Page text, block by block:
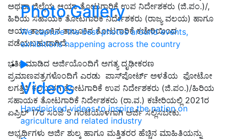
Photo Gallery
We capture the best photos around events,
exhibitions happening across the country
Videos
Handpicked videos to inspire the nation on
agriculture and related industry
ಅಥವಾ ಜಿಲ್ಲೆಯ ಆಯಾ ತೋಟಗಾರಿಕೆ ಉಪ ನಿರ್ದೇಶಕರು (ಜಿ.ಪಂ.)/,
ಹಿರಿಯ ಸಹಾಯಕ ತೋಟಗಾರಿಕೆ ನಿರ್ದೇಶಕರು (ರಾಜ್ಯ ವಲಯ) ಹಾಗೂ
ಆಯಾ ತಾಲೂಕಿನ ತಾಲೂಕಿನ ತೋಟಗಾರಿಕೆ ಕಚೇರಿಯಿಂದ
ಪಡೆಯಬಹುದಾಗಿದೆ.
ಭರ್ತಿ ಮಾಡಿದ ಅರ್ಜಿಯೊಂದಿಗೆ ಅಗತ್ಯ ದೃಢೀಕರಣ
ಪ್ರಮಾಣಪತ್ರಗಳೊಂದಿಗೆ ಎರಡು ಪಾಸ್‍ಪೋರ್ಟ್ ಅಳತೆಯ ಫೋಟೋ
ಲಗತ್ತಿಸಿ ಕಲಬುರಗಿ ತೋಟಗಾರಿಕೆ ಉಪ ನಿರ್ದೇಶಕರು (ಜಿ.ಪಂ.)/ಹಿರಿಯ
ಸಹಾಯಕ ತೋಟಗಾರಿಕೆ ನಿರ್ದೇಶಕರು (ರಾ.ವ.) ಕಚೇರಿಯಲ್ಲಿ 2021ರ
ಏಪ್ರಿಲ್ 17ರ ಸಂಜೆ 5 ಗಂಟೆಯೊಳಗಾಗಿ ಅರ್ಜಿ ಸಲ್ಲಿಸಬೇಕು.
ಅಭ್ಯರ್ಥಿಗಳು ಅರ್ಜಿ ಶುಲ್ಕ ಹಾಗೂ ಮತ್ತಿತರರ ಹೆಚ್ಚಿನ ಮಾಹಿತಿಯನ್ನು